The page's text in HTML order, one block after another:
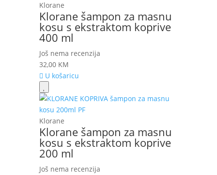
Klorane
Klorane šampon za masnu
kosu s ekstraktom koprive
400 ml
Još nema recenzija
32,00 KM
U košaricu
Klorane
Klorane šampon za masnu
kosu s ekstraktom koprive
200 ml
Još nema recenzija